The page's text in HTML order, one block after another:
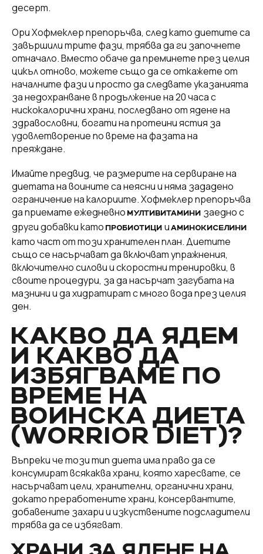
десерт.
Ори Хофмеклер препоръчва, след като диетите са
завършили трите фази, трябва да ги започнете
отначало. Вместо обаче да преминете през целия
цикъл отново, можете също да се откажете от
началните фази и просто да следвате указанията
за недохранване в продължение на 20 часа с
нискокалорични храни, последвано от ядене на
здравословни, богати на протеини ястия за
удовлетворение по време на фазата на
преяждане.
Имайте предвид, че размерите на сервиране на
диетата на воините са неясни и няма зададено
ограничение на калориите. Хофмеклер препоръчва
да приемате ежедневно МУЛТИВИТАМИНИ заедно с
други добавки като ПРОБИОТИЦИ иАМИНОКИСЕЛИНИ
като част от този хранителен план. Диетите
също се насърчават да включват упражнения,
включително силови и скоростни тренировки, в
своите процедури, за да насърчат загубата на
мазнини и да хидратират с много вода през целия
ден.
КАКВО ДА ЯДЕМ
И КАКВО ДА
ИЗБЯГВАМЕ ПО
ВРЕМЕ НА
ВОИНСКА ДИЕТА
(WORRIOR DIET)?
Въпреки че този тип диета има право да се
консумират всякаква храни, която харесвате, се
насърчават цели, хранителни, органични храни,
докато преработените храни, консервантите,
добавените захари и изкуствените подсладители
трябва да се избягват.